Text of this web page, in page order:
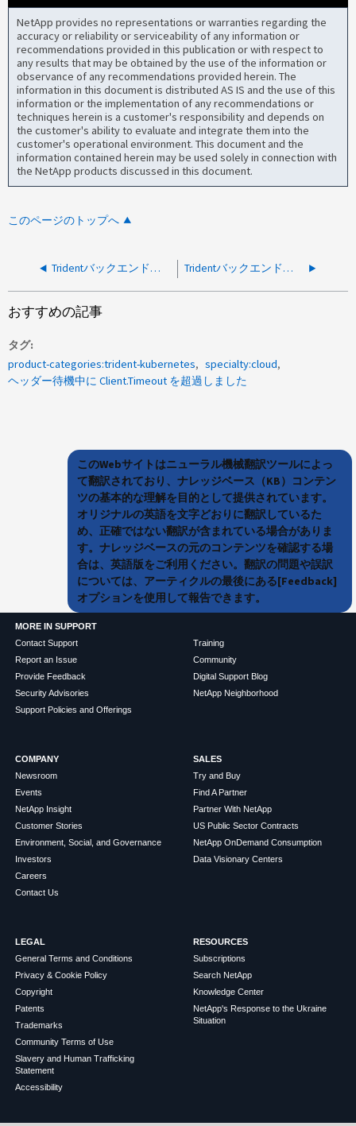
NetApp provides no representations or warranties regarding the
accuracy or reliability or serviceability of any information or
recommendations provided in this publication or with respect to
any results that may be obtained by the use of the information or
observance of any recommendations provided herein. The
information in this document is distributed AS IS and the use of this
information or the implementation of any recommendations or
techniques herein is a customer's responsibility and depends on
the customer's ability to evaluate and integrate them into the
customer's operational environment. This document and the
information contained herein may be used solely in connection with
the NetApp products discussed in this document.
このページのトップへ
Tridentバックエンドの更新がスケールアウトされたPV番号でタイムアウトすることがある Tridentバックエンドがネットワークに到達できないというエラーで失敗します
おすすめの記事
タグ
product-categories:trident-kubernetes
specialty:cloud
ヘッダー待機中に Client.Timeout を超過しました
このWebサイトはニューラル機械翻訳ツールによっ
て翻訳されており、ナレッジベース（KB）コンテン
ツの基本的な理解を目的として提供されています。
オリジナルの英語を文字どおりに翻訳しているた
め、正確ではない翻訳が含まれている場合がありま
す。ナレッジベースの元のコンテンツを確認する場
合は、英語版をご利用ください。翻訳の問題や誤訳
については、アーティクルの最後にある[Feedback]
オプションを使用して報告できます。
MORE IN SUPPORT
Contact Support
Report an Issue
Provide Feedback
Security Advisories
Support Policies and Offerings
Training
Community
Digital Support Blog
NetApp Neighborhood
COMPANY
Newsroom
Events
NetApp Insight
Customer Stories
Environment, Social, and Governance
Investors
Careers
Contact Us
SALES
Try and Buy
Find A Partner
Partner With NetApp
US Public Sector Contracts
NetApp OnDemand Consumption
Data Visionary Centers
LEGAL
General Terms and Conditions
Privacy & Cookie Policy
Copyright
Patents
Trademarks
Community Terms of Use
Slavery and Human Trafficking
Statement
Accessibility
RESOURCES
Subscriptions
Search NetApp
Knowledge Center
NetApp's Response to the Ukraine
Situation